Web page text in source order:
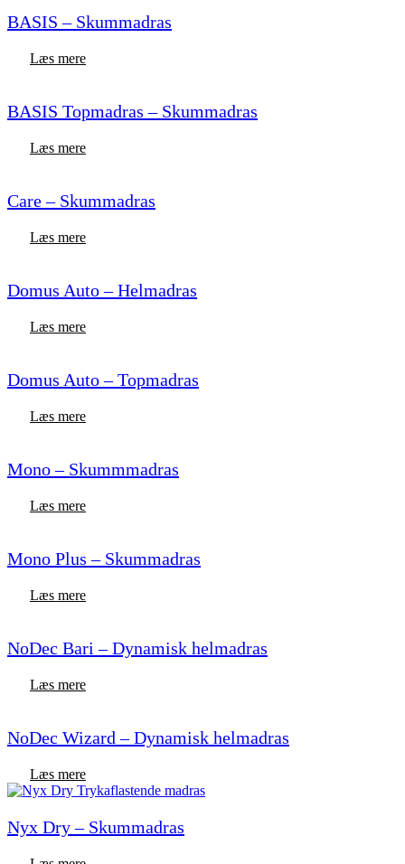
BASIS – Skummadras
Læs mere
BASIS Topmadras – Skummadras
Læs mere
Care – Skummadras
Læs mere
Domus Auto – Helmadras
Læs mere
Domus Auto – Topmadras
Læs mere
Mono – Skummmadras
Læs mere
Mono Plus – Skummadras
Læs mere
NoDec Bari – Dynamisk helmadras
Læs mere
NoDec Wizard – Dynamisk helmadras
Læs mere
Nyx Dry – Skummadras